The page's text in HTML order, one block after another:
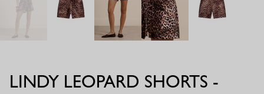
LINDY LEOPARD SHORTS -